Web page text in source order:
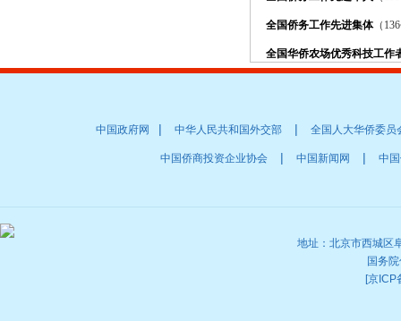
全国侨务工作先进集体（
全国华侨农场优秀科技工作
中国政府网 | 中华人民共和国外交部 | 全国人大华侨委员
中国侨商投资企业协会 | 中国新闻网 | 中
地址：北京市西城
国务
[京